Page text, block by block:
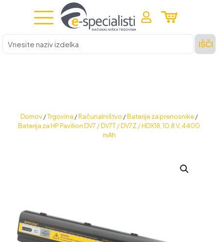
Vnesite
naziv
izdelka
IŠČI
Domov /Trgovina /Računalništvo /Baterije za prenosnike /
Baterija za HP Pavilion DV7 / DV7T / DV7Z / HDX18, 10.8 V, 4400
mAh